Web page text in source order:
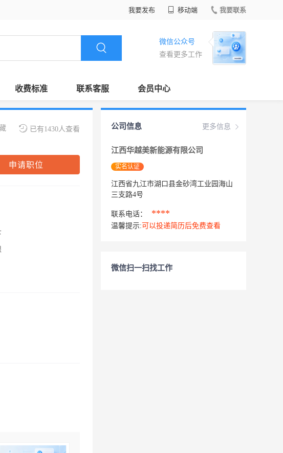
我要发布 移动端 我要联系
微信公众号
查看更多工作
收费标准 联系客服 会员中心
已有1430人查看
申请职位
更多信息
公司信息
江西华越美新能源有限公司
实名认证
江西省九江市湖口县金砂湾工业园海山
三支路4号
联系电话： ****
温馨提示: 可以投递简历后免费查看
微信扫一扫找工作